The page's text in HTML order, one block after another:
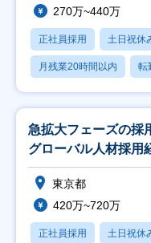
270万~440万
正社員採用 土日祝休
月残業20時間以内 転
急拡大フェーズの採
グローバル人材採用
東京都
420万~720万
正社員採用 土日祝休